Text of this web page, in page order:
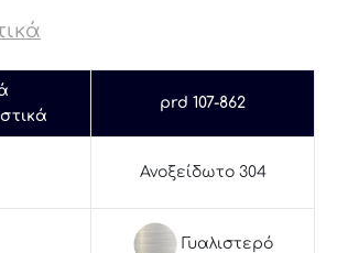
prd 107-862
Ανοξείδωτο 304
Γυαλιστερό